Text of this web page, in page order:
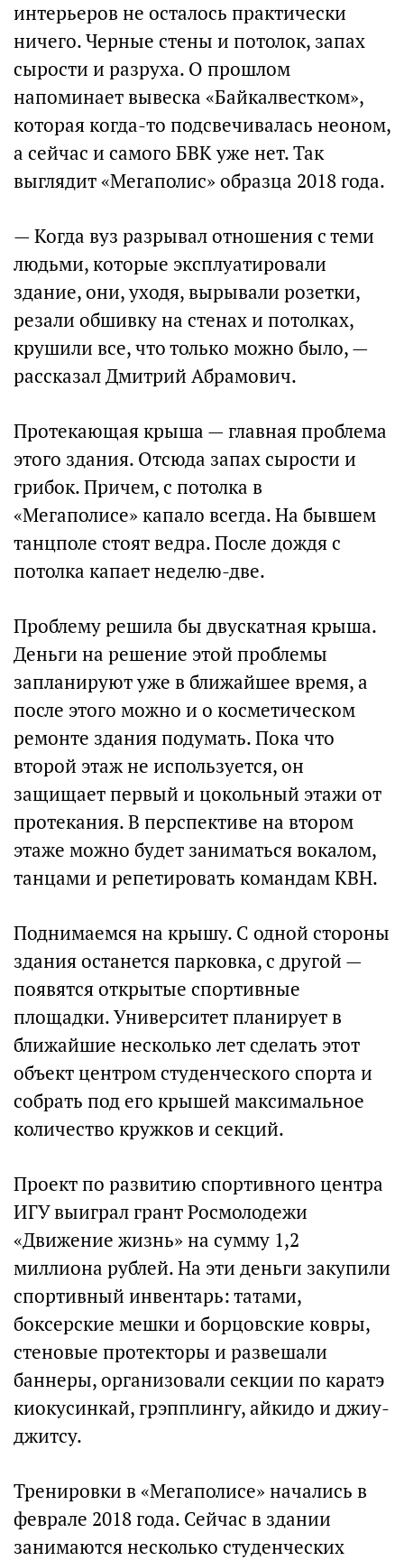
интерьеров не осталось практически
ничего. Черные стены и потолок, запах
сырости и разруха. О прошлом
напоминает вывеска «Байкалвестком»,
которая когда-то подсвечивалась неоном,
а сейчас и самого БВК уже нет. Так
выглядит «Мегаполис» образца 2018 года.
— Когда вуз разрывал отношения с теми
людьми, которые эксплуатировали
здание, они, уходя, вырывали розетки,
резали обшивку на стенах и потолках,
крушили все, что только можно было, —
рассказал Дмитрий Абрамович.
Протекающая крыша — главная проблема
этого здания. Отсюда запах сырости и
грибок. Причем, с потолка в
«Мегаполисе» капало всегда. На бывшем
танцполе стоят ведра. После дождя с
потолка капает неделю-две.
Проблему решила бы двускатная крыша.
Деньги на решение этой проблемы
запланируют уже в ближайшее время, а
после этого можно и о косметическом
ремонте здания подумать. Пока что
второй этаж не используется, он
защищает первый и цокольный этажи от
протекания. В перспективе на втором
этаже можно будет заниматься вокалом,
танцами и репетировать командам КВН.
Поднимаемся на крышу. С одной стороны
здания останется парковка, с другой —
появятся открытые спортивные
площадки. Университет планирует в
ближайшие несколько лет сделать этот
объект центром студенческого спорта и
собрать под его крышей максимальное
количество кружков и секций.
Проект по развитию спортивного центра
ИГУ выиграл грант Росмолодежи
«Движение жизнь» на сумму 1,2
миллиона рублей. На эти деньги закупили
спортивный инвентарь: татами,
боксерские мешки и борцовские ковры,
стеновые протекторы и развешали
баннеры, организовали секции по каратэ
киокусинкай, грэпплингу, айкидо и джиу-
джитсу.
Тренировки в «Мегаполисе» начались в
феврале 2018 года. Сейчас в здании
занимаются несколько студенческих